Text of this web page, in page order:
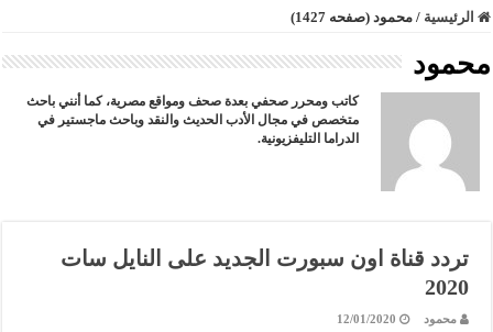
الرئيسية / محمود (صفحه 1427)
محمود
كاتب ومحرر صحفي بعدة صحف ومواقع مصرية، كما أنني باحث
متخصص في مجال الأدب الحديث والنقد وباحث ماجستير في
الدراما التليفزيونية.
تردد قناة اون سبورت الجديد على النايل سات
2020
محمود 12/01/2020